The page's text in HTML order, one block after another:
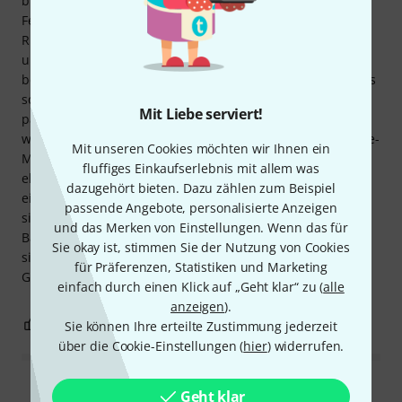
Mit Liebe serviert!
Mit unseren Cookies möchten wir Ihnen ein
fluffiges Einkaufserlebnis mit allem was
dazugehört bieten. Dazu zählen zum Beispiel
passende Angebote, personalisierte Anzeigen
und das Merken von Einstellungen. Wenn das für
Sie okay ist, stimmen Sie der Nutzung von Cookies
für Präferenzen, Statistiken und Marketing
einfach durch einen Klick auf „Geht klar“ zu (alle
anzeigen).
Sie können Ihre erteilte Zustimmung jederzeit
über die Cookie-Einstellungen (hier) widerrufen.
Geht klar
Fender Telecaster und Jaguar, Gretsch Broadcaster,
Rickenbacker...), habe also genug Vergleichsmöglichkeiten,
und diese hier ist mit Abstand die beste von allen, oder
besser gesagt, die, die am meisten heraussticht. Besonders
sobald man sie in der Hand hält und ein paar Töne spielt,
passiert die Magie... sie hat etwas Unerklärliches, sie ist
wirklich inspirierend! Also, für Puristen, die auf alte Vintage-
Modelle zu horrenden Preisen schwören, okay... aber ganz
ehrlich, die Verarbeitungsqualität dieser Gitarren ist
einfach makellos, und der Klang ist genauso gut. Ich nutze
sie für einen Großteil des Repertoires meiner aktuellen
Band (An Uncoming Call – britischer Indie-/Pop-Rock) und
sie passt perfekt zu diesem Musikstil. Das ist definitiv eine
Gitarre fürs Leben!
0 BEWERTUNG MELDEN
Alle Bewertungen lesen